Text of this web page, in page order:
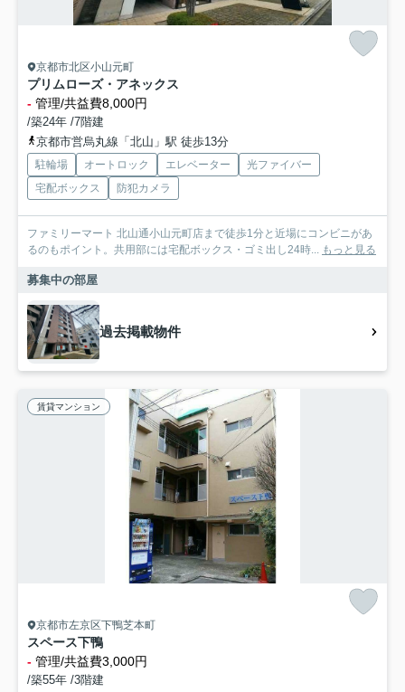
京都市北区小山元町
プリムローズ・アネックス
- 管理/共益費8,000円
/築24年 /7階建
京都市営烏丸線「北山」駅 徒歩13分
駐輪場 オートロック エレベーター
光ファイバー
宅配ボックス
防犯カメラ
ファミリーマート 北山通小山元町店まで徒歩1分と近場にコンビニがあ
るのもポイント。共用部には宅配ボックス・ゴミ出し24時... もっと見る
募集中の部屋
過去掲載物件
賃貸マンション
京都市左京区下鴨芝本町
スペース下鴨
- 管理/共益費3,000円
/築55年 /3階建